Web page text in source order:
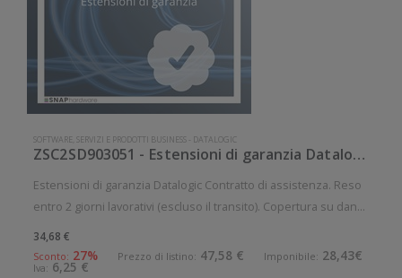
SOFTWARE, SERVIZI E PRODOTTI BUSINESS - DATALOGIC
ZSC2SD903051 - Estensioni di garanzia Datalogic
Estensioni di garanzia Datalogic Contratto di assistenza. Reso
entro 2 giorni lavorativi (escluso il transito). Copertura su danni
di usura e su rottura accidentale, per: SD9030 Durata
contratto: 5 anni
34,68 €
Sconto: 27% Prezzo di listino: 47,58 € Imponibile: 28,43€
Iva: 6,25 €